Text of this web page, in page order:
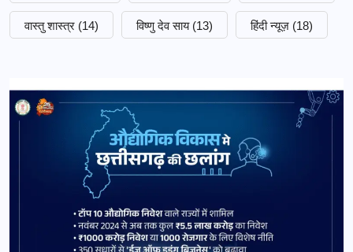
वास्तु शास्त्र (14) विष्णु देव साय (13) हिंदी न्यूज़ (18)